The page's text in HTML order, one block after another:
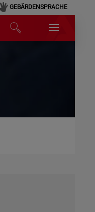
GEBÄRDENSPRACHE